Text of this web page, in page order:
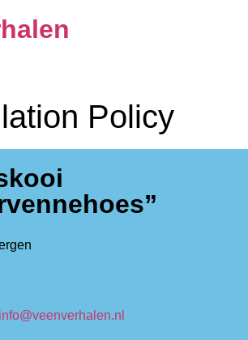
Policy
info@veenverhalen.nl